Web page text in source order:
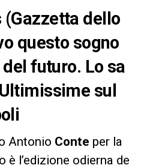
(Gazzetta dello
questo sogno
futuro. Lo sa
sul
Antonio Conte per la
è l’edizione odierna de